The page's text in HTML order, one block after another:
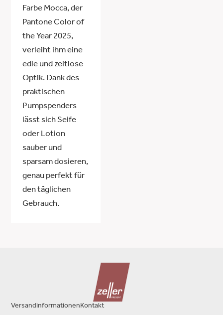
Farbe Mocca, der
Pantone Color of
the Year 2025,
verleiht ihm eine
edle und zeitlose
Optik. Dank des
praktischen
Pumpspenders
lässt sich Seife
oder Lotion
sauber und
sparsam dosieren,
genau perfekt für
den täglichen
Gebrauch.
VersandinformationenKontakt